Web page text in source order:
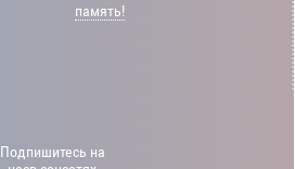
память!
Подпишитесь на